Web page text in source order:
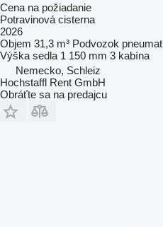
Cena na požiadanie
Potravinová cisterna
2026
Objem 31,3 m³ Podvozok
Výška sedla 1 150 mm 3 kabína
Nemecko, Schleiz
Hochstaffl Rent GmbH
Obráťte sa na predajcu